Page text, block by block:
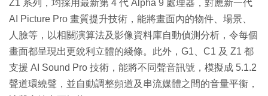
Z1 系列，均採用最新第 4 代 Alpha 9 處理器，對應新一代
AI Picture Pro 畫質提升技術，能將畫面內的物件、場景、
人臉等，以相關演算法及影像資料庫自動偵測分析，令每個
畫面都呈現出更銳利立體的綫條。此外，G1、C1 及 Z1 都
支援 AI Sound Pro 技術，能將不同聲音訊號，模擬成 5.1.2
聲道環繞聲，並自動調整頻道及串流媒體之間的音量平衡，